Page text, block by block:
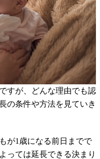
すが、どんな理由でも認
の条件や方法を見ていき
が1歳になる前日までで
っては延長できる決まり